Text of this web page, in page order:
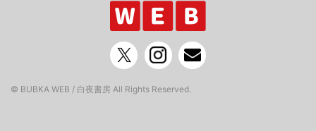
© BUBKA WEB / 白夜書房 All Rights Reserved.